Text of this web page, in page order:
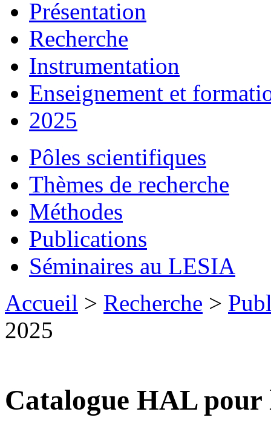
Présentation
Recherche
Instrumentation
Enseignement et
2025
Pôles scientifiques
Thèmes de recherche
Méthodes
Publications
Séminaires au LESIA
Accueil > Recherche >
2025
Catalogue HAL pour